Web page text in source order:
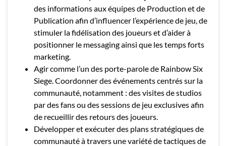
des informations aux équipes de Production et de
Publication afin d’influencer l’expérience de jeu, de
stimuler la fidélisation des joueurs et d’aider à
positionner le messaging ainsi que les temps forts
marketing.
Agir comme l’un des porte-parole de Rainbow Six
Siege. Coordonner des événements centrés sur la
communauté, notamment : des visites de studios
par des fans ou des sessions de jeu exclusives afin
de recueillir des retours des joueurs.
Développer et exécuter des plans stratégiques de
communauté à travers une variété de tactiques de